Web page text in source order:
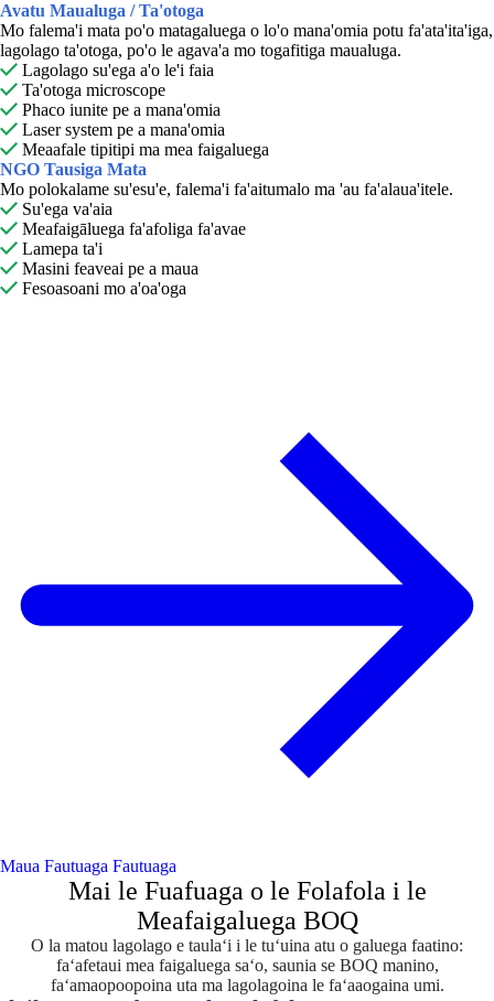
Avatu Maualuga / Ta'otoga
Mo falema'i mata po'o matagaluega o lo'o mana'omia potu fa'ata'ita'iga,
lagolago ta'otoga, po'o le agava'a mo togafitiga maualuga.
 Lagolago su'ega a'o le'i faia
 Ta'otoga microscope
 Phaco iunite pe a mana'omia
 Laser system pe a mana'omia
 Meaafale tipitipi ma mea faigaluega
NGO Tausiga Mata
Mo polokalame su'esu'e, falema'i fa'aitumalo ma 'au fa'alaua'itele.
 Su'ega va'aia
 Meafaigāluega fa'afoliga fa'avae
 Lamepa ta'i
 Masini feaveai pe a maua
 Fesoasoani mo a'oa'oga
Maua Fautuaga Fautuaga
Mai le Fuafuaga o le Folafola i le
Meafaigaluega BOQ
O la matou lagolago e taulaʻi i le tuʻuina atu o galuega faatino:
faʻafetaui mea faigaluega saʻo, saunia se BOQ manino,
faʻamaopoopoina uta ma lagolagoina le faʻaaogaina umi.